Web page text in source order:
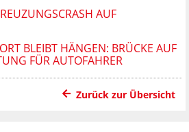
AUF
BLEIBT HÄNGEN: BRÜCKE AUF
FÜR AUTOFAHRER
Zurück zur Übersicht